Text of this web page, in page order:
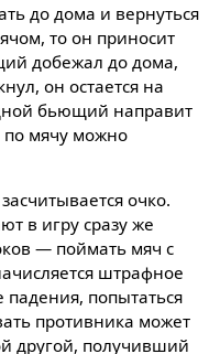
до дома и вернуться
то он приносит
добежал до дома,
он остается на
бьющий направит
по мячу можно
очко.
в игру сразу же
— поймать мяч с
штрафное
попытаться
противника может
другой, получивший